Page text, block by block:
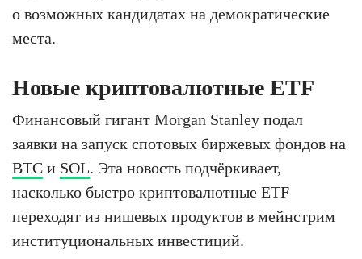
о возможных кандидатах на демократические
места.
Новые криптовалютные ETF
Финансовый гигант Morgan Stanley подал
заявки на запуск спотовых биржевых фондов на
BTC и SOL. Эта новость подчёркивает,
насколько быстро криптовалютные ETF
переходят из нишевых продуктов в мейнстрим
институциональных инвестиций.